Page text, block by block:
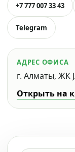
+7 777 007 33 43
Telegram
АДРЕС ОФИСА
г. Алматы, ЖК
Открыть на